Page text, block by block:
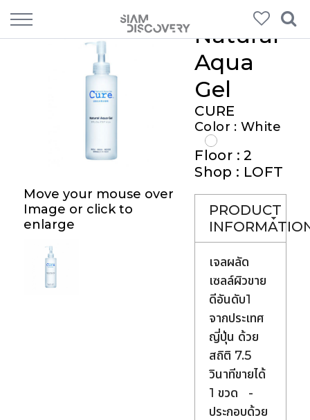
Move your mouse over
Image or click to
enlarge
Natural
Aqua
Gel
CURE
Color : White
Floor : 2
Shop : LOFT
PRODUCT
เจลผลัด
เซลล์ผิวขาย
ดีอันดับ1
จากประเทศ
ญี่ปุ่น ด้วย
สถิติ 7.5
วินาทีขายได้
1 ขวด -
ประกอบด้วย